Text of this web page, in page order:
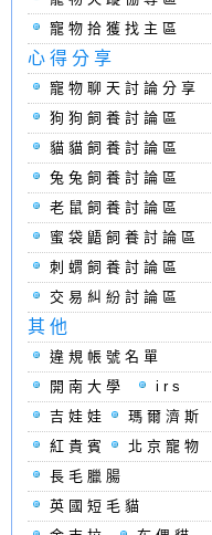
寵物拾獲找主區
心得分享
寵物聊天討論分享
狗狗飼養討論區
貓貓飼養討論區
兔兔飼養討論區
老鼠飼養討論區
蜜袋鼯飼養討論區
刺蝟飼養討論區
交易糾紛討論區
其他
違規帳號名單
開南大學
irs
吉娃娃
瑪爾濟斯
紅貴賓
北京寵物
長毛臘腸
英國短毛貓